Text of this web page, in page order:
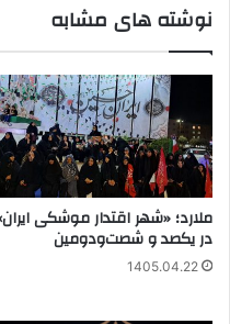
با
نوشته های مشابه
ملارد؛ «شهر اقتدار موشکی
در یکصد و شصت‌ودومین
1405.04.22